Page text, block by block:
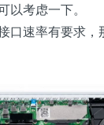
以考虑一下。
口速率有要求，